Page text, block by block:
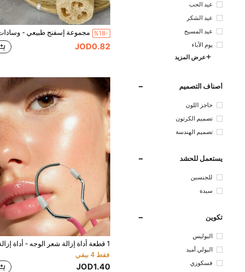
عيد الحب
عيد الشكر
عيد المسيح
يوم الآباء
عرض المزيد
أصناف التصميم
حاجز اللون
تصميم الكرتون
تصميم الهندسة
يستعمل للحشد
للجنسين
سيدة
تكوين
البوليس
تر
البولي أميد
فسكوزي
%18-
JOD0.82
فقط 4 بيقي
JOD1.40